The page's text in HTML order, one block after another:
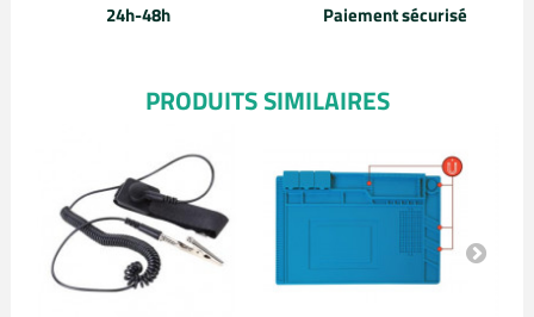
24h-48h Paiement sécurisé
PRODUITS SIMILAIRES